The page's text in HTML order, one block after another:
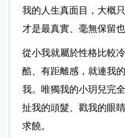
我的人生真面目，大概
才是最真實、毫無保留
從小我就屬於性格比較
酷、有距離感，就連我
我。唯獨我的小玥兒完
扯我的頭髮、戳我的眼
求饒。